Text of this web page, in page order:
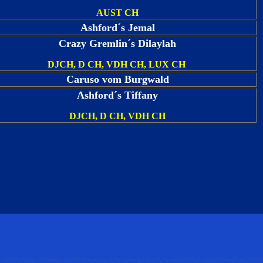
AUST CH
Ashford´s Jemal
Crazy Gremlin´s Dilaylah
DJCH, D CH, VDH CH, LUX CH
Caruso vom Burgwald
Ashford´s Tiffany
DJCH, D CH, VDH CH